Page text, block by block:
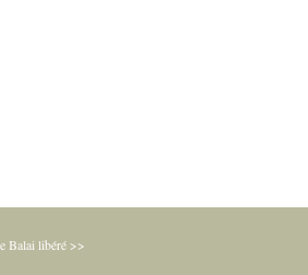
Balai libéré >>